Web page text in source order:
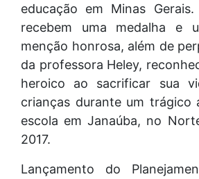
educação em Minas
recebem uma medalha e
menção honrosa, além de
da professora Heley,
heroico ao sacrificar sua
crianças durante um trágico
escola em Janaúba, no
2017.
Lançamento do